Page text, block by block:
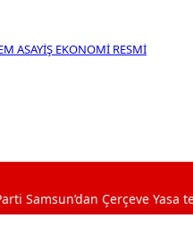
ASAYİŞ EKONOMİ RESMİ
Yasa tepkisi: “Mevcut sürece